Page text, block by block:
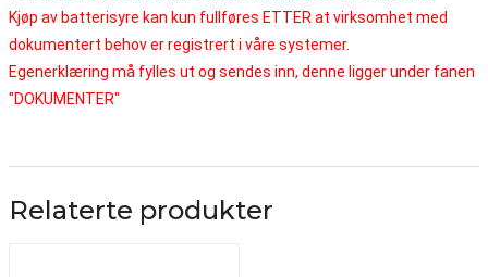
Kjøp av batterisyre kan kun fullføres ETTER at virksomhet med
dokumentert behov er registrert i våre systemer.
Egenerklæring må fylles ut og sendes inn, denne ligger under fanen
"DOKUMENTER"
Relaterte produkter